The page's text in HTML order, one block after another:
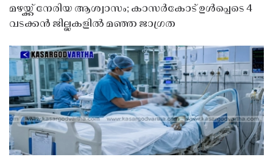
മഴയ്ക്ക് നേരിയ ആശ്വാസം; കാസർകോട് ഉൾപ്പെടെ 4
വടക്കൻ ജില്ലകളിൽ മഞ്ഞ ജാഗ്രത